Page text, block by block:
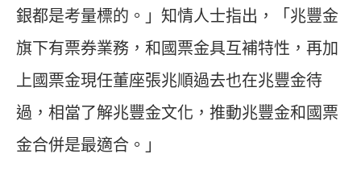
銀都是考量標的。」知情人士指出，「兆豐金
旗下有票券業務，和國票金具互補特性，再加
上國票金現任董座張兆順過去也在兆豐金待
過，相當了解兆豐金文化，推動兆豐金和國票
金合併是最適合。」